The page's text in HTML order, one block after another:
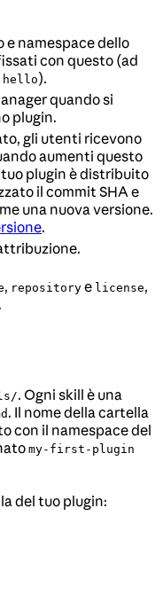
namespace dello
con questo (ad
).
quando si
plugin.
gli utenti ricevono
aumenti questo
tuo plugin è distribuito
il commit SHA e
una nuova versione.
.
, repository e license,
.
. Ogni skill è una
. Il nome della cartella
con il namespace del
my-first-plugin
del tuo plugin: